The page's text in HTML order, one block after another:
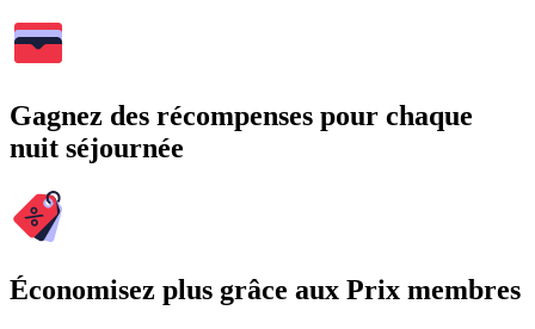
Gagnez des récompenses pour chaque
nuit séjournée
Économisez plus grâce aux Prix membres